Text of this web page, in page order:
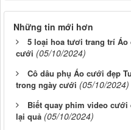
Những tin mới hơn
5 loại hoa tươi trang trí Áo
cưới (05/10/2024)
Cô dâu phụ Áo cưới đẹp
trong ngày cưới (05/10/2024)
Biết quay phim video cưới
lại quả (05/10/2024)